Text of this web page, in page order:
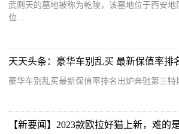
武则天的墓地被称为乾陵，该墓地位于西安地
位...
豪华车别乱买最新保值率排名出炉奔驰第三特
【新要闻】2023款欧拉好猫上新，难的